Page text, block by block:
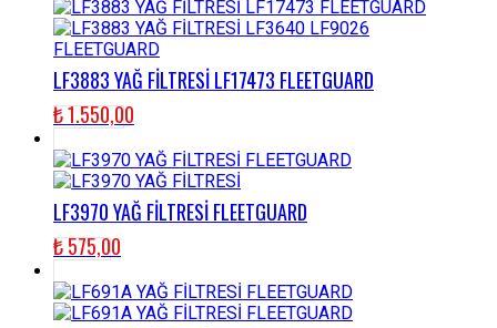
LF3883 YAĞ FİLTRESİ LF17473 FLEETGUARD
₺1.550,00
LF3970 YAĞ FİLTRESİ FLEETGUARD
₺575,00